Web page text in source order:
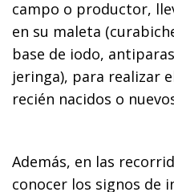
campo o productor,
en su maleta
base de iodo,
jeringa), para realizar
recién nacidos o
Además, en las
conocer los signos de